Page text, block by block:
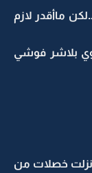
ماأقدر لازم
بلاشر فوشي
خصلات من